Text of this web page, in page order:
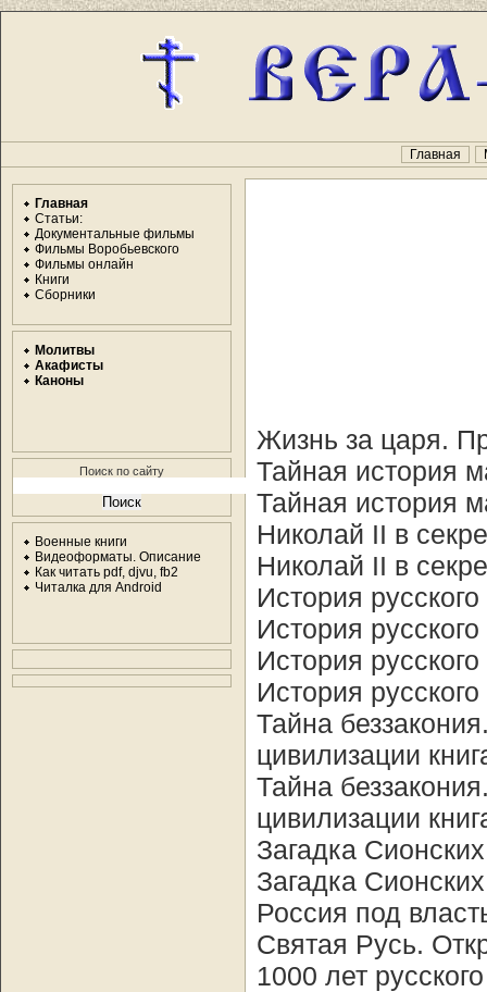
Главная
Главная
Статьи:
Документальные фильмы
Фильмы Воробьевского
Фильмы онлайн
Книги
Сборники
Молитвы
Акафисты
Каноны
Поиск по сайту
Военные книги
Видеоформаты. Описание
Как читать pdf, djvu, fb2
Читалка для Android
Жизнь за царя.
Тайная история
Тайная история
Николай II в
Николай II в
История
История
История
История
Тайна
цивилизации
Тайна
цивилизации
Загадка
Загадка
Россия под
Святая Русь.
1000 лет